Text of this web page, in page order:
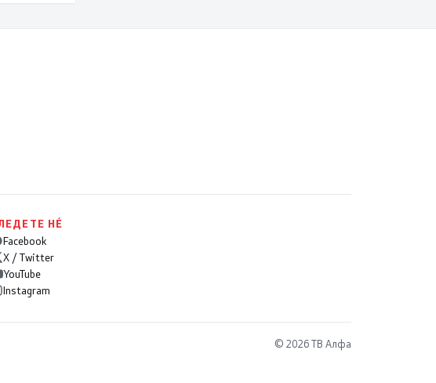
НÉ
Facebook
X / Twitter
YouTube
Instagram
© 2026 ТВ Алфа